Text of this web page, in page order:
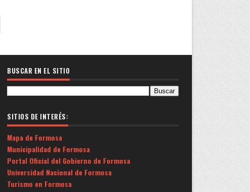
BUSCAR EN EL SITIO
SITIOS DE INTERÉS:
Mapa de Formosa
Municipalidad de Formosa
Portal Oficial del Gobierno de Formosa
Universidad Nacional de Formosa
Turismo en Formosa